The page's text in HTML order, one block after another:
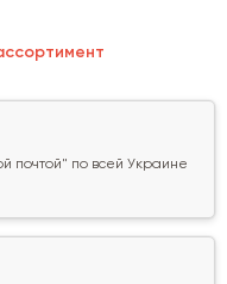
почтой" по всей Украине